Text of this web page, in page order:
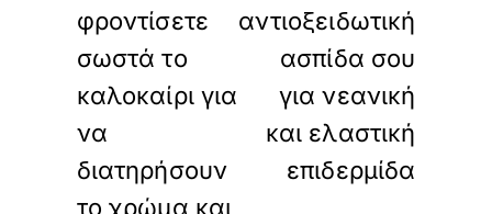
φροντίσετε
σωστά το
καλοκαίρι για
να
διατηρήσουν
το χρώμα και
αντιοξειδωτική
ασπίδα σου
για νεανική
και ελαστική
επιδερμίδα